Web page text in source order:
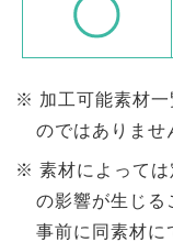
加工可能素材
のではありませ
素材によって
の影響が生じる
事前に同素材に